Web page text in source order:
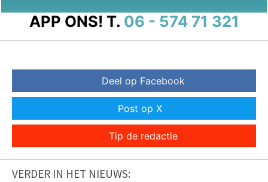
APP ONS! T. 06 - 574 71 321
Deel op Facebook
Post op X
Tip de redactie
VERDER IN HET NIEUWS: